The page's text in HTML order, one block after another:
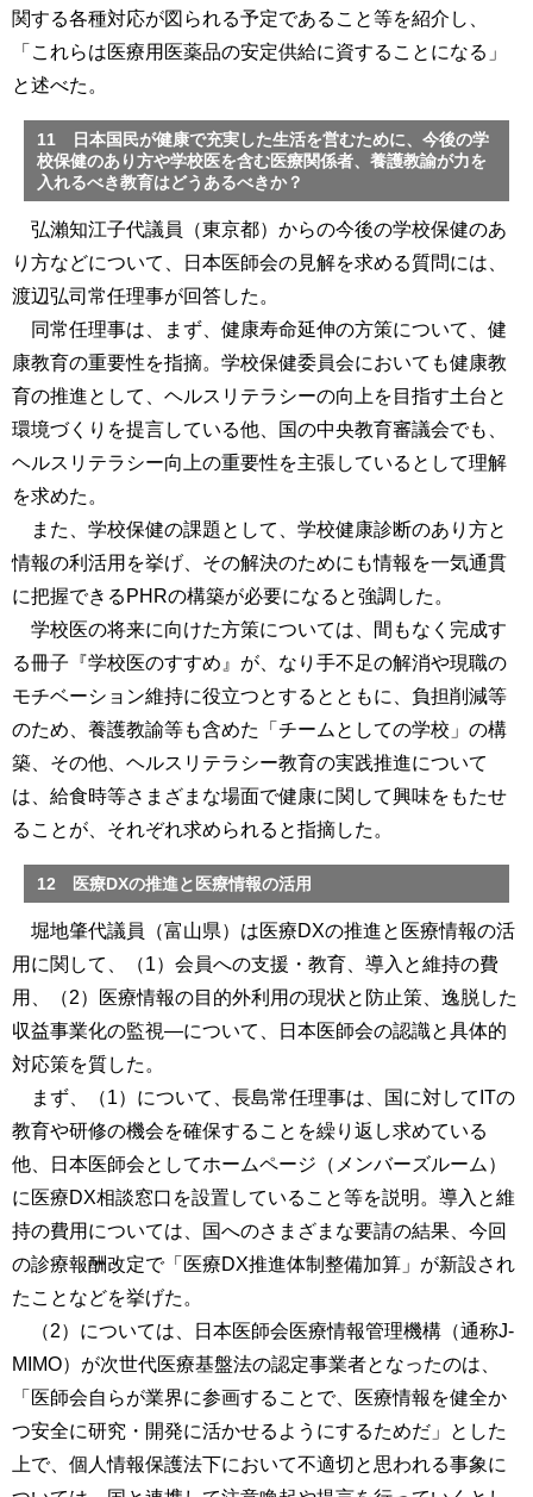
関する各種対応が図られる予定であること等を紹介し、
「これらは医療用医薬品の安定供給に資することになる」
と述べた。
11 日本国民が健康で充実した生活を営むために、今後の学
校保健のあり方や学校医を含む医療関係者、養護教諭が力を
入れるべき教育はどうあるべきか？
弘瀨知江子代議員（東京都）からの今後の学校保健のあ
り方などについて、日本医師会の見解を求める質問には、
渡辺弘司常任理事が回答した。
同常任理事は、まず、健康寿命延伸の方策について、健
康教育の重要性を指摘。学校保健委員会においても健康教
育の推進として、ヘルスリテラシーの向上を目指す土台と
環境づくりを提言している他、国の中央教育審議会でも、
ヘルスリテラシー向上の重要性を主張しているとして理解
を求めた。
また、学校保健の課題として、学校健康診断のあり方と
情報の利活用を挙げ、その解決のためにも情報を一気通貫
に把握できるPHRの構築が必要になると強調した。
学校医の将来に向けた方策については、間もなく完成す
る冊子『学校医のすすめ』が、なり手不足の解消や現職の
モチベーション維持に役立つとするとともに、負担削減等
のため、養護教諭等も含めた「チームとしての学校」の構
築、その他、ヘルスリテラシー教育の実践推進について
は、給食時等さまざまな場面で健康に関して興味をもたせ
ることが、それぞれ求められると指摘した。
12 医療DXの推進と医療情報の活用
堀地肇代議員（富山県）は医療DXの推進と医療情報の活
用に関して、（1）会員への支援・教育、導入と維持の費
用、（2）医療情報の目的外利用の現状と防止策、逸脱した
収益事業化の監視―について、日本医師会の認識と具体的
対応策を質した。
まず、（1）について、長島常任理事は、国に対してITの
教育や研修の機会を確保することを繰り返し求めている
他、日本医師会としてホームページ（メンバーズルーム）
に医療DX相談窓口を設置していること等を説明。導入と維
持の費用については、国へのさまざまな要請の結果、今回
の診療報酬改定で「医療DX推進体制整備加算」が新設され
たことなどを挙げた。
（2）については、日本医師会医療情報管理機構（通称J-
MIMO）が次世代医療基盤法の認定事業者となったのは、
「医師会自らが業界に参画することで、医療情報を健全か
つ安全に研究・開発に活かせるようにするためだ」とした
上で、個人情報保護法下において不適切と思われる事象に